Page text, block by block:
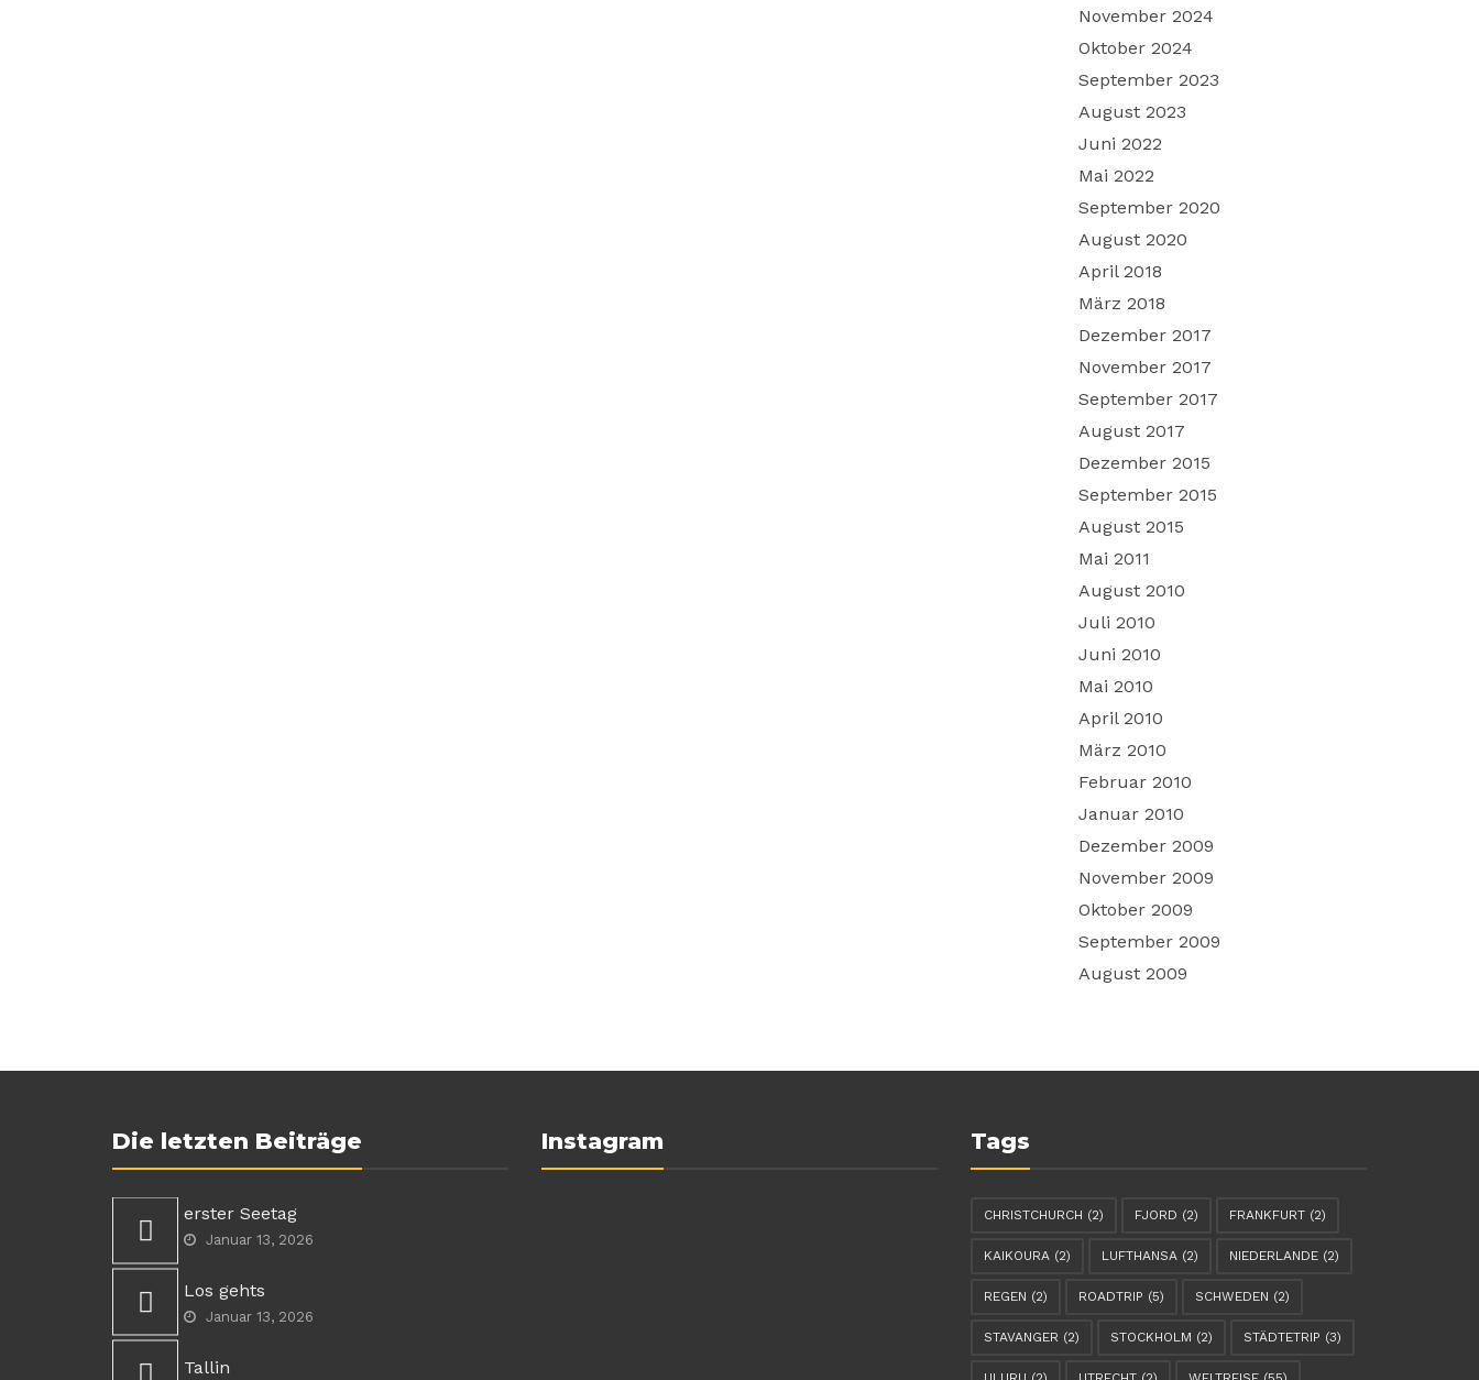
November 2024
Oktober 2024
September 2023
August 2023
Juni 2022
Mai 2022
September 2020
August 2020
April 2018
März 2018
Dezember 2017
November 2017
September 2017
August 2017
Dezember 2015
September 2015
August 2015
Mai 2011
August 2010
Juli 2010
Juni 2010
Mai 2010
April 2010
März 2010
Februar 2010
Januar 2010
Dezember 2009
November 2009
Oktober 2009
September 2009
August 2009
Die letzten Beiträge
erster Seetag
Januar 13, 2026
Los gehts
Januar 13, 2026
Tallin
Instagram Tags
CHRISTCHURCH (2) FJORD (2) FRANKFURT (2)
KAIKOURA (2) LUFTHANSA (2) NIEDERLANDE (2)
REGEN (2) ROADTRIP (5) SCHWEDEN (2)
STAVANGER (2) STOCKHOLM (2) STÄDTETRIP (3)